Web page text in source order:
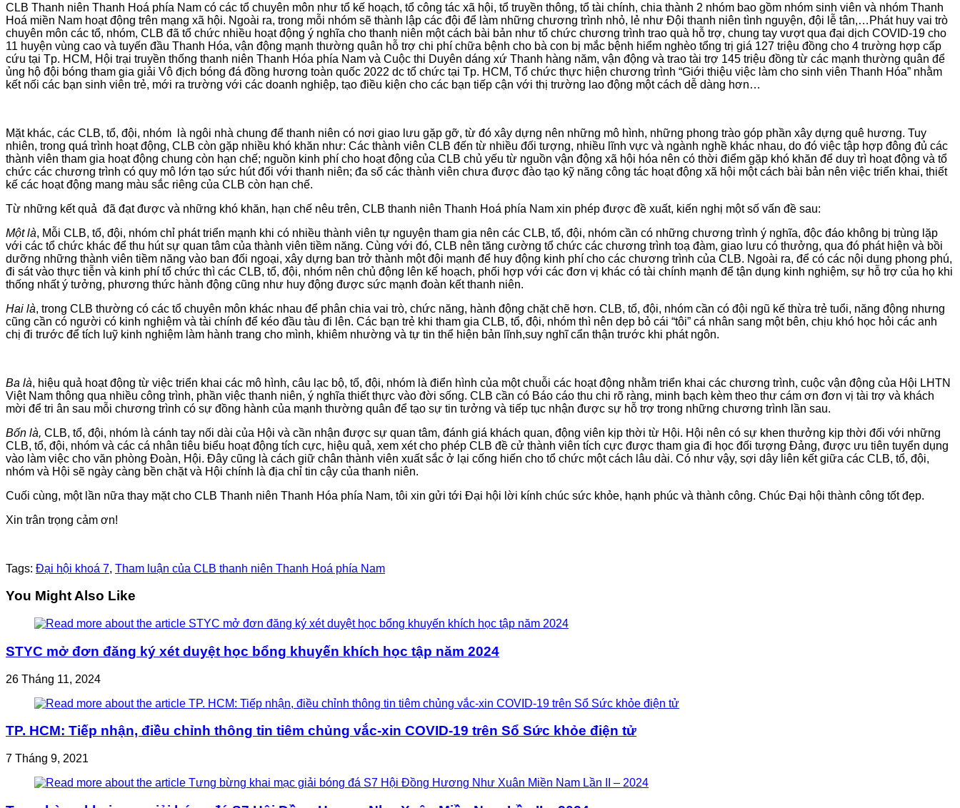
CLB Thanh niên Thanh Hoá phía Nam có các tổ chuyên môn như tổ kế hoạch, tổ công tác xã hội, tổ truyền thông, tổ tài chính, chia thành 2 nhóm bao gồm nhóm sinh viên và nhóm Thanh
Hoá miền Nam hoạt động trên mạng xã hội. Ngoài ra, trong mỗi nhóm sẽ thành lập các đội để làm những chương trình nhỏ, lẻ như Đội thanh niên tình nguyện, đội lễ tân,…Phát huy vai trò
chuyên môn các tổ, nhóm, CLB đã tổ chức nhiều hoạt động ý nghĩa cho thanh niên một cách bài bản như tổ chức chương trình trao quà hỗ trợ, chung tay vượt qua đại dịch COVID-19 cho
11 huyện vùng cao và tuyến đầu Thanh Hóa, vận động mạnh thường quân hỗ trợ chi phí chữa bệnh cho bà con bị mắc bệnh hiểm nghèo tổng trị giá 127 triệu đồng cho 4 trường hợp cấp
cứu tại Tp. HCM, Hội trại truyền thống thanh niên Thanh Hóa phía Nam và Cuộc thi Duyên dáng xứ Thanh hàng năm, vận động và trao tài trợ 145 triệu đồng từ các mạnh thường quân để
ủng hộ đội bóng tham gia giải Vô địch bóng đá đồng hương toàn quốc 2022 dc tổ chức tại Tp. HCM, Tổ chức thực hiện chương trình “Giới thiệu việc làm cho sinh viên Thanh Hóa” nhằm
kết nối các bạn sinh viên trẻ, mới ra trường với các doanh nghiệp, tạo điều kiện cho các bạn tiếp cận với thị trường lao động một cách dễ dàng hơn…
Mặt khác, các CLB, tổ, đội, nhóm là ngôi nhà chung để thanh niên có nơi giao lưu gặp gỡ, từ đó xây dựng nên những mô hình, những phong trào góp phần xây dựng quê hương. Tuy
nhiên, trong quá trình hoạt động, CLB còn gặp nhiều khó khăn như: Các thành viên CLB đến từ nhiều đối tượng, nhiều lĩnh vực và ngành nghề khác nhau, do đó việc tập hợp đông đủ các
thành viên tham gia hoạt động chung còn hạn chế; nguồn kinh phí cho hoạt động của CLB chủ yếu từ nguồn vận động xã hội hóa nên có thời điểm gặp khó khăn để duy trì hoạt động và tổ
chức các chương trình có quy mô lớn tạo sức hút đối với thanh niên; đa số các thành viên chưa được đào tạo kỹ năng công tác hoạt động xã hội một cách bài bản nên việc triển khai, thiết
kế các hoạt động mang màu sắc riêng của CLB còn hạn chế.
Từ những kết quả đã đạt được và những khó khăn, hạn chế nêu trên, CLB thanh niên Thanh Hoá phía Nam xin phép được đề xuất, kiến nghị một số vấn đề sau:
Một là, Mỗi CLB, tổ, đội, nhóm chỉ phát triển mạnh khi có nhiều thành viên tự nguyện tham gia nên các CLB, tổ, đội, nhóm cần có những chương trình ý nghĩa, độc đáo không bị trùng lặp
với các tổ chức khác để thu hút sự quan tâm của thành viên tiềm năng. Cùng với đó, CLB nên tăng cường tổ chức các chương trình toạ đàm, giao lưu có thưởng, qua đó phát hiện và bồi
dưỡng những thành viên tiềm năng vào ban đối ngoại, xây dựng ban trở thành một đội mạnh để huy động kinh phí cho các chương trình của CLB. Ngoài ra, để có các nội dung phong phú,
đi sát vào thực tiễn và kinh phí tổ chức thì các CLB, tổ, đội, nhóm nên chủ động lên kế hoạch, phối hợp với các đơn vị khác có tài chính mạnh để tận dụng kinh nghiệm, sự hỗ trợ của họ khi
thống nhất ý tưởng, phương thức hành động cũng như huy động được sức mạnh đoàn kết thanh niên.
Hai là, trong CLB thường có các tổ chuyên môn khác nhau để phân chia vai trò, chức năng, hành động chặt chẽ hơn. CLB, tổ, đội, nhóm cần có đội ngũ kế thừa trẻ tuổi, năng động nhưng
cũng cần có người có kinh nghiệm và tài chính để kéo đầu tàu đi lên. Các bạn trẻ khi tham gia CLB, tổ, đội, nhóm thì nên dẹp bỏ cái “tôi” cá nhân sang một bên, chịu khó học hỏi các anh
chị đi trước để tích luỹ kinh nghiệm làm hành trang cho mình, khiêm nhường và tự tin thể hiện bản lĩnh,suy nghĩ cẩn thận trước khi phát ngôn.
Ba là, hiệu quả hoạt động từ việc triển khai các mô hình, câu lạc bộ, tổ, đội, nhóm là điển hình của một chuỗi các hoạt động nhằm triển khai các chương trình, cuộc vận động của Hội LHTN
Việt Nam thông qua nhiều công trình, phần việc thanh niên, ý nghĩa thiết thực vào đời sống. CLB cần có Báo cáo thu chi rõ ràng, minh bạch kèm theo thư cám ơn đơn vị tài trợ và khách
mời để tri ân sau mỗi chương trình có sự đồng hành của mạnh thường quân để tạo sự tin tưởng và tiếp tục nhận được sự hỗ trợ trong những chương trình lần sau.
Bốn là, CLB, tổ, đội, nhóm là cánh tay nối dài của Hội và cần nhận được sự quan tâm, đánh giá khách quan, động viên kịp thời từ Hội. Hội nên có sự khen thưởng kịp thời đối với những
CLB, tổ, đội, nhóm và các cá nhân tiêu biểu hoạt động tích cực, hiệu quả, xem xét cho phép CLB đề cử thành viên tích cực được tham gia đi học đối tượng Đảng, được ưu tiên tuyển dụng
vào làm việc cho văn phòng Đoàn, Hội. Đây cũng là cách giữ chân thành viên xuất sắc ở lại cống hiến cho tổ chức một cách lâu dài. Có như vậy, sợi dây liên kết giữa các CLB, tổ, đội,
nhóm và Hội sẽ ngày càng bền chặt và Hội chính là địa chỉ tin cậy của thanh niên.
Cuối cùng, một lần nữa thay mặt cho CLB Thanh niên Thanh Hóa phía Nam, tôi xin gửi tới Đại hội lời kính chúc sức khỏe, hạnh phúc và thành công. Chúc Đại hội thành công tốt đẹp.
Xin trân trọng cảm ơn!
Tags: Đại hội khoá 7, Tham luận của CLB thanh niên Thanh Hoá phía Nam
You Might Also Like
STYC mở đơn đăng ký xét duyệt học bổng khuyến khích học tập năm 2024
26 Tháng 11, 2024
TP. HCM: Tiếp nhận, điều chỉnh thông tin tiêm chủng vắc-xin COVID-19 trên Sổ Sức khỏe điện tử
7 Tháng 9, 2021